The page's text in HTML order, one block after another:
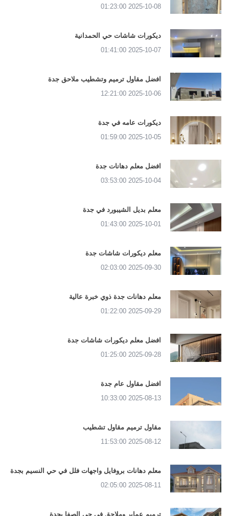
2025-10-08 01:23:00
ديكورات شاشات حي الحمدانية
2025-10-07 01:41:00
افضل مقاول ترميم وتشطيب ملاحق جدة
2025-10-06 12:21:00
ديكورات عامه في جدة
2025-10-05 01:59:00
افضل معلم دهانات جدة
2025-10-04 03:53:00
معلم بديل الشيبورد في جدة
2025-10-01 01:43:00
معلم ديكورات شاشات جدة
2025-09-30 02:03:00
معلم دهانات جدة ذوي خبرة عالية
2025-09-29 01:22:00
افضل معلم ديكورات شاشات جدة
2025-09-28 01:25:00
افضل مقاول عام جدة
2025-08-13 10:33:00
مقاول ترميم مقاول تشطيب
2025-08-12 11:53:00
معلم دهانات بروفايل واجهات فلل في حي النسيم بجدة
2025-08-11 02:05:00
ترميم عماير وملاحق في حي الصفا بجدة